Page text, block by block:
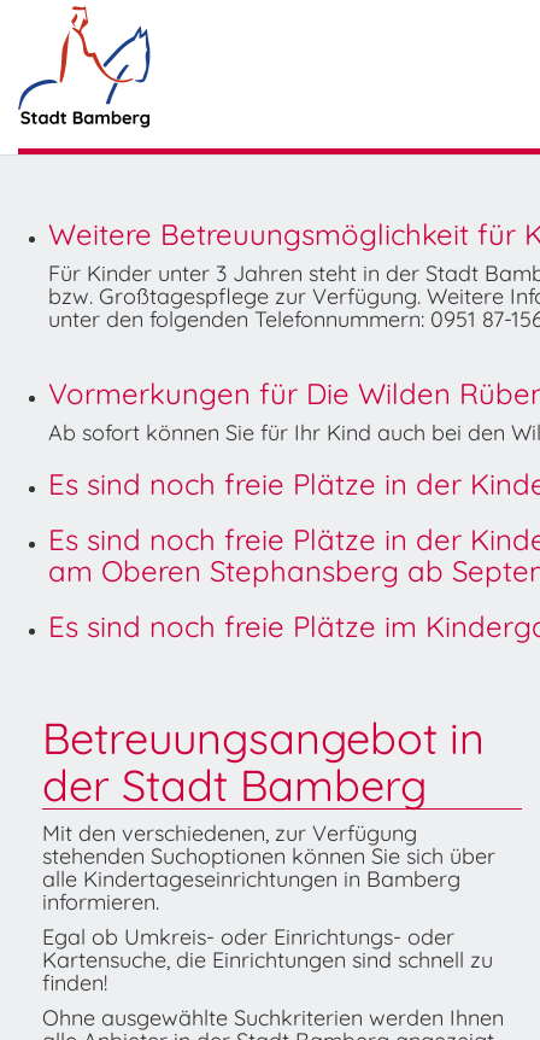
Weitere Betreuungsmöglichkeit für
Für Kinder unter 3 Jahren steht in der Stadt
bzw. Großtagespflege zur Verfügung. Weitere
unter den folgenden Telefonnummern: 0951 87-
Vormerkungen für Die Wilden
Ab sofort können Sie für Ihr Kind auch bei den
Es sind noch freie Plätze in der
Es sind noch freie Plätze in der
am Oberen Stephansberg ab
Es sind noch freie Plätze im
Betreuungsangebot in
der Stadt Bamberg
Mit den verschiedenen, zur Verfügung
stehenden Suchoptionen können Sie sich über
alle Kindertageseinrichtungen in Bamberg
informieren.
Egal ob Umkreis- oder Einrichtungs- oder
Kartensuche, die Einrichtungen sind schnell zu
finden!
Ohne ausgewählte Suchkriterien werden Ihnen